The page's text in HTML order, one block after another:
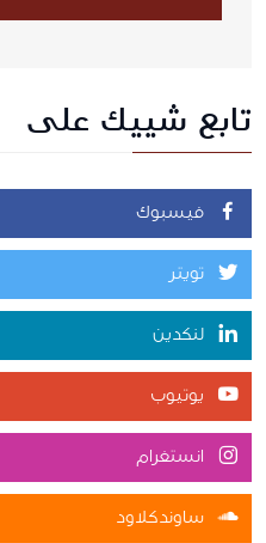
تابع شييك على
فيسبوك
تويتر
لنكدين
يوتيوب
انستغرام
ساوندكلاود